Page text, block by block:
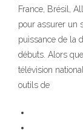
France, Brésil,
pour assurer un
puissance de la
débuts. Alors
télévision
outils de